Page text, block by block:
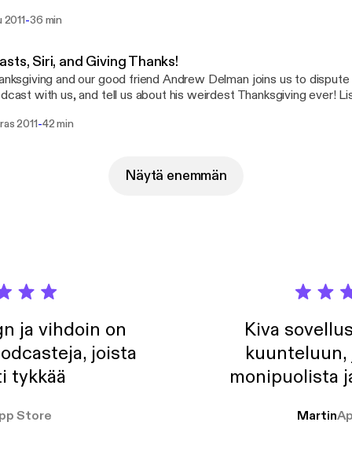
pics of celebrities!
2011-36 min
Siri, and Giving Thanks!
and our good friend Andrew Delman joins us to
with us, and tell us about his weirdest Thanksgiving ever! Listen
2011-42 min
Näytä enemmän
ja vihdoin on
joista
tykkää
Store
Kiva
kuunteluun,
monipuolista
Martin